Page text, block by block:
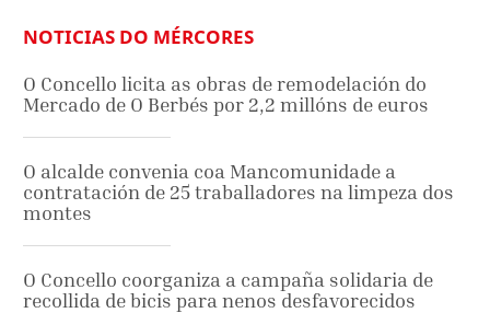
NOTICIAS DO MÉRCORES
O Concello licita as obras de remodelación do
Mercado de O Berbés por 2,2 millóns de euros
O alcalde convenia coa Mancomunidade a
contratación de 25 traballadores na limpeza dos
montes
O Concello coorganiza a campaña solidaria de
recollida de bicis para nenos desfavorecidos